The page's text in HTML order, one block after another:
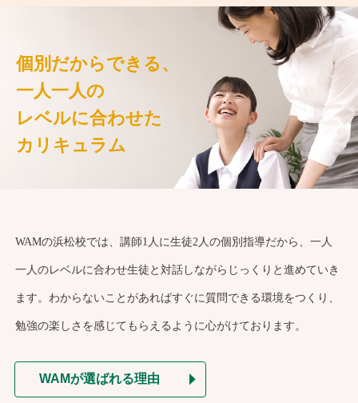
個別だからできる、
一人一人の
レベルに合わせた
カリキュラム
WAMの浜松校では、講師1人に生徒2人の個別指導だから、一人
一人のレベルに合わせ生徒と対話しながらじっくりと進めていき
ます。わからないことがあればすぐに質問できる環境をつくり、
勉強の楽しさを感じてもらえるように心がけております。
WAMが選ばれる理由